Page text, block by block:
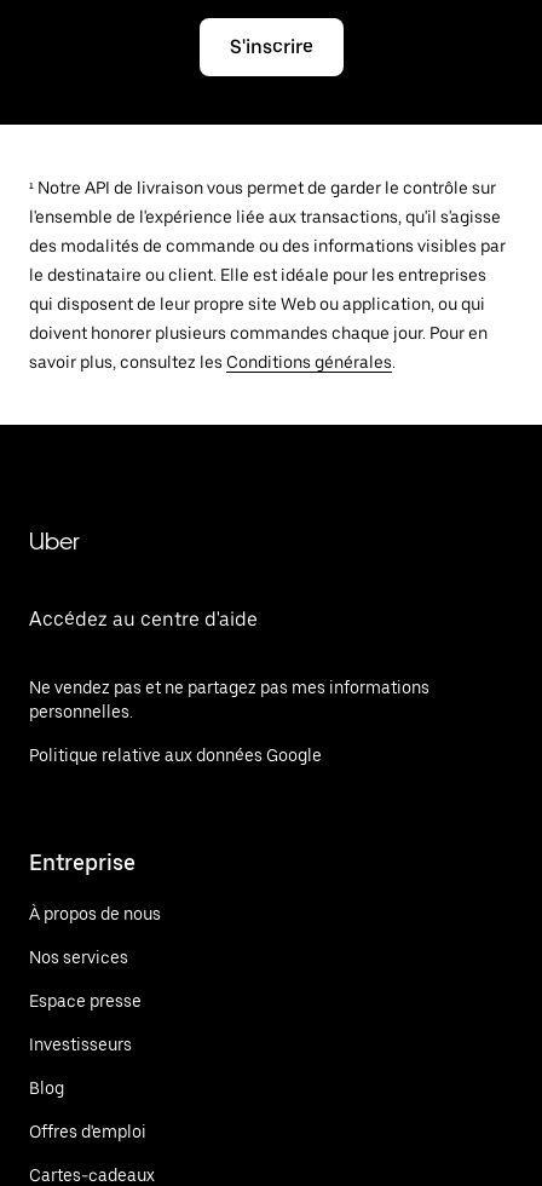
S'inscrire
¹ Notre API de livraison vous permet de garder le contrôle sur
l'ensemble de l'expérience liée aux transactions, qu'il s'agisse
des modalités de commande ou des informations visibles par
le destinataire ou client. Elle est idéale pour les entreprises
qui disposent de leur propre site Web ou application, ou qui
doivent honorer plusieurs commandes chaque jour. Pour en
savoir plus, consultez les Conditions générales.
Uber
Accédez au centre d'aide
Ne vendez pas et ne partagez pas mes informations
personnelles.
Politique relative aux données Google
Entreprise
À propos de nous
Nos services
Espace presse
Investisseurs
Blog
Offres d'emploi
Cartes-cadeaux